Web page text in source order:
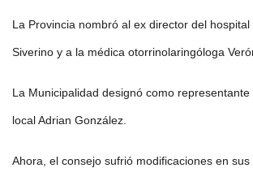
La Provincia nombró al ex director del
Siverino y a la médica otorrinolaringóloga
La Municipalidad designó como
local Adrian González.
Ahora, el consejo sufrió modificaciones en